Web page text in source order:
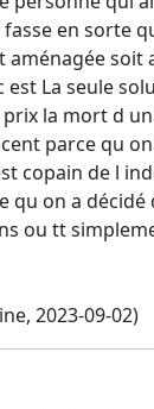
en sorte
aménagée soit
La seule
la mort d
parce qu
copain de l
qu on a décidé
ou tt
2023-09-02)